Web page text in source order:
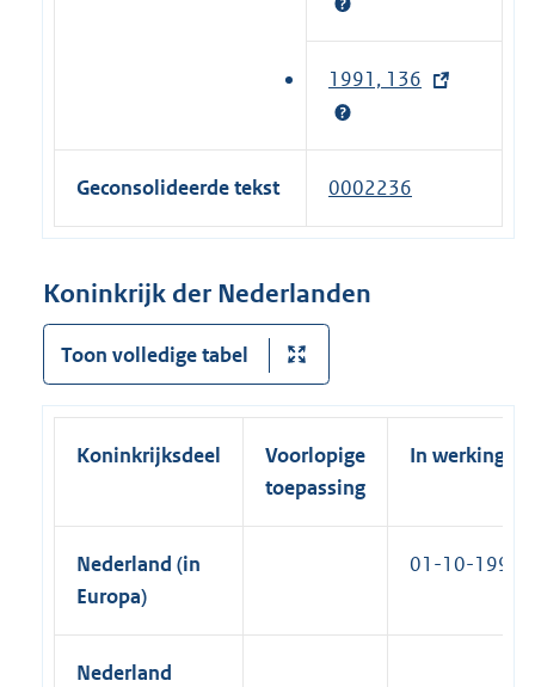
x
l
1991, 136
x
r
n
)
Geconsolideerde tekst 0002236
Koninkrijk der Nederlanden
Toon volledige tabel
Koninkrijksdeel
Voorlopige
toepassing
In werking
Nederland (in
Europa)
01-10-1991
Nederland